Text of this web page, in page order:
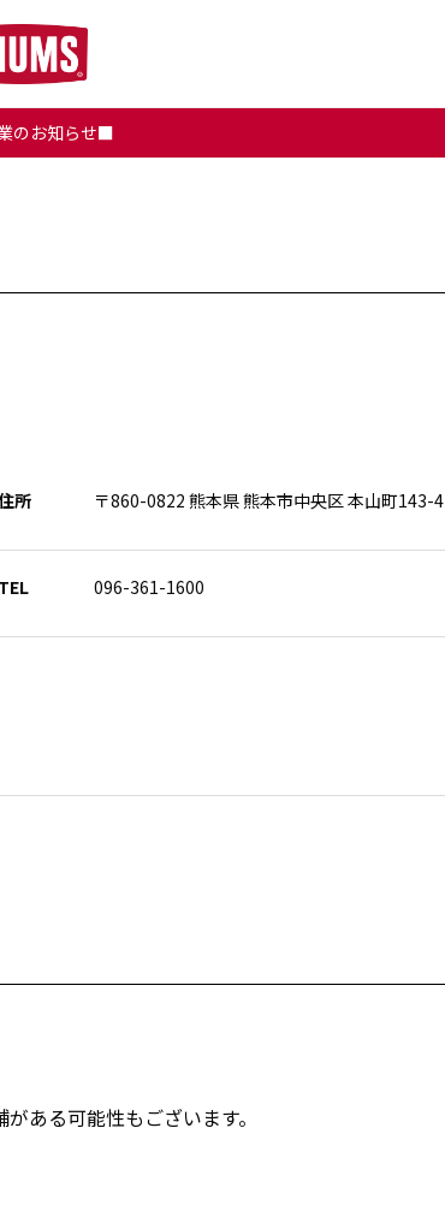
のお知らせ■
所 〒860-0822 熊本県 熊本市中央区 本山町143-4
TEL 096-361-1600
ある可能性もございます。